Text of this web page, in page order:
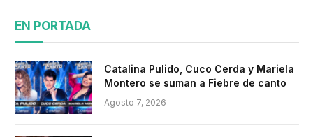
EN PORTADA
Catalina Pulido, Cuco Cerda y Mariela
Montero se suman a Fiebre de canto
Agosto 7, 2026